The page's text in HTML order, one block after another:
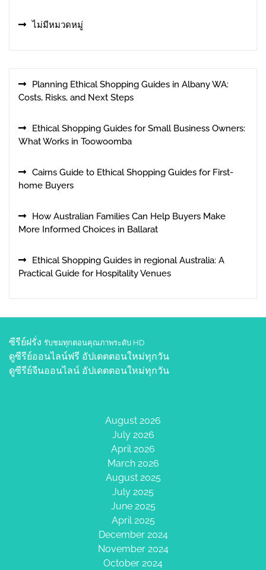
ไม่มีหมวดหมู่
Planning Ethical Shopping Guides in Albany WA:
Costs, Risks, and Next Steps
Ethical Shopping Guides for Small Business Owners:
What Works in Toowoomba
Cairns Guide to Ethical Shopping Guides for First-
home Buyers
How Australian Families Can Help Buyers Make
More Informed Choices in Ballarat
Ethical Shopping Guides in regional Australia: A
Practical Guide for Hospitality Venues
ซีรีย์ฝรั่ง รับชมทุกตอนคุณภาพระดับ HD
ดูซีรีย์ออนไลน์ฟรี อัปเดตตอนใหม่ทุกวัน
ดูซีรีย์จีนออนไลน์ อัปเดตตอนใหม่ทุกวัน
August 2026
July 2026
April 2026
March 2026
August 2025
July 2025
June 2025
April 2025
December 2024
November 2024
October 2024